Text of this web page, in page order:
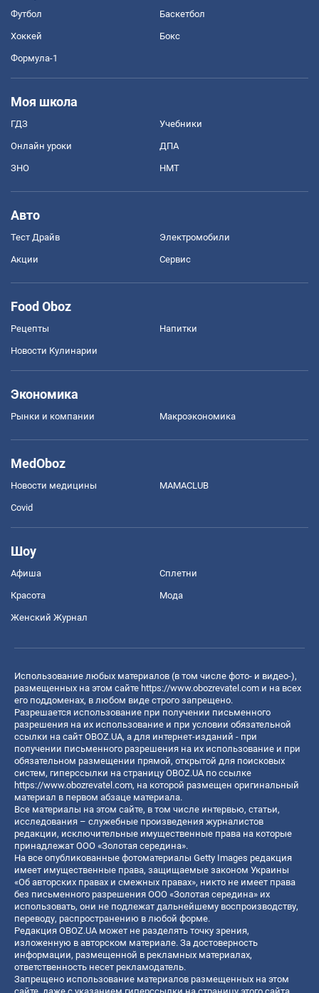
Футбол Баскетбол
Хоккей Бокс
Формула-1
Моя школа
ГДЗ Учебники
Онлайн уроки ДПА
ЗНО НМТ
Авто
Тест Драйв Электромобили
Акции Сервис
Food Oboz
Рецепты Напитки
Новости Кулинарии
Экономика
Рынки и компании Mакроэкономика
MedOboz
Новости медицины MAMACLUB
Covid
Шоу
Афиша Сплетни
Красота Мода
Женский Журнал
Использование любых материалов (в том числе фото- и видео-),
размещенных на этом сайте https://www.obozrevatel.com и на всех
его поддоменах, в любом виде строго запрещено.
Разрешается использование при получении письменного
разрешения на их использование и при условии обязательной
ссылки на сайт OBOZ.UA, а для интернет-изданий - при
получении письменного разрешения на их использование и при
обязательном размещении прямой, открытой для поисковых
систем, гиперссылки на страницу OBOZ.UA по ссылке
https://www.obozrevatel.com, на которой размещен оригинальный
материал в первом абзаце материала.
Все материалы на этом сайте, в том числе интервью, статьи,
исследования – служебные произведения журналистов
редакции, исключительные имущественные права на которые
принадлежат ООО «Золотая середина».
На все опубликованные фотоматериалы Getty Images редакция
имеет имущественные права, защищаемые законом Украины
«Об авторских правах и смежных правах», никто не имеет права
без письменного разрешения ООО «Золотая середина» их
использовать, они не подлежат дальнейшему воспроизводству,
переводу, распространению в любой форме.
Редакция OBOZ.UA может не разделять точку зрения,
изложенную в авторском материале. За достоверность
информации, размещенной в рекламных материалах,
ответственность несет рекламодатель.
Запрещено использование материалов размещенных на этом